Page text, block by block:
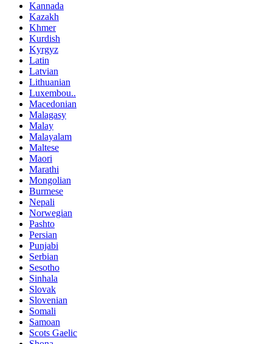
Kannada
Kazakh
Khmer
Kurdish
Kyrgyz
Latin
Latvian
Lithuanian
Luxembou..
Macedonian
Malagasy
Malay
Malayalam
Maltese
Maori
Marathi
Mongolian
Burmese
Nepali
Norwegian
Pashto
Persian
Punjabi
Serbian
Sesotho
Sinhala
Slovak
Slovenian
Somali
Samoan
Scots Gaelic